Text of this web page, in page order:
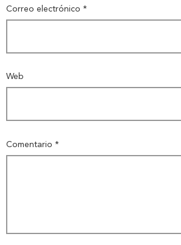
Comentario *
Correo electrónico *
Web